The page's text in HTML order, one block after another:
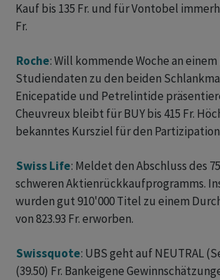
Kauf bis 135 Fr. und für Vontobel
Fr.
Roche: Will kommende Woche an
Studiendaten zu den beiden
Enicepatide und Petrelintide
Cheuvreux bleibt für BUY bis 415 Fr.
bekanntes Kursziel für den
Swiss Life: Meldet den Abschluss des
schweren Aktienrückkaufprogramms.
wurden gut 910'000 Titel zu einem
von 823.93 Fr. erworben.
Swissquote: UBS geht auf NEUTRAL
(39.50) Fr. Bankeigene